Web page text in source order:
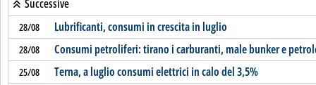
Successive
28/08 Lubrificanti, consumi in crescita in luglio
28/08 Consumi petroliferi: tirano i carburanti, male bunker e
25/08 Terna, a luglio consumi elettrici in calo del 3,5%